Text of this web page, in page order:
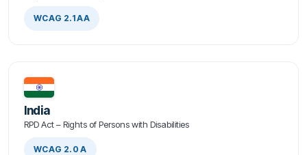
WCAG 2.1 AA
India
RPD Act – Rights of Persons with Disabilities
WCAG 2.0 A